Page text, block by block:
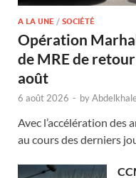
A LA UNE / SOCIÉTÉ
Opération
de MRE de
août
6 août 2026 - by
Avec l’accélération des
au cours des derniers